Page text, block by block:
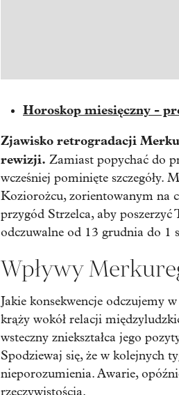
Horoskop miesięczny -
Zjawisko retrogradacji
rewizji. Zamiast popychać do
wcześniej pominięte szczegóły.
Koziorożcu, zorientowanym na
przygód Strzelca, aby poszerzyć
odczuwalne od 13 grudnia do 1
Wpływy
Jakie konsekwencje odczujemy
krąży wokół relacji
wsteczny zniekształca jego
Spodziewaj się, że w kolejnych
nieporozumienia. Awarie,
rzeczywistością.